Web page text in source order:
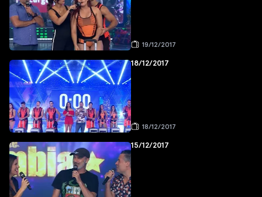
19/12/2017
18/12/2017
18/12/2017
15/12/2017